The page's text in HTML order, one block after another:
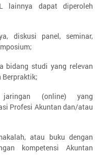
lainnya dapat diperoleh
diskusi panel, seminar,
bidang studi yang relevan
Berpraktik;
(online) yang
Profesi Akuntan dan/atau
atau buku dengan
kompetensi Akuntan